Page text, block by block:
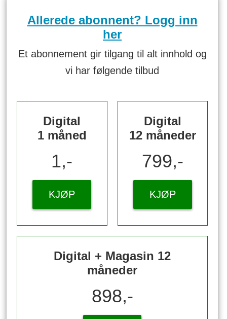
Allerede abonnent? Logg inn
her
Et abonnement gir tilgang til alt innhold og
vi har følgende tilbud
Digital
1 måned
1,-
KJØP
Digital
12 måneder
799,-
KJØP
Digital + Magasin 12
måneder
898,-